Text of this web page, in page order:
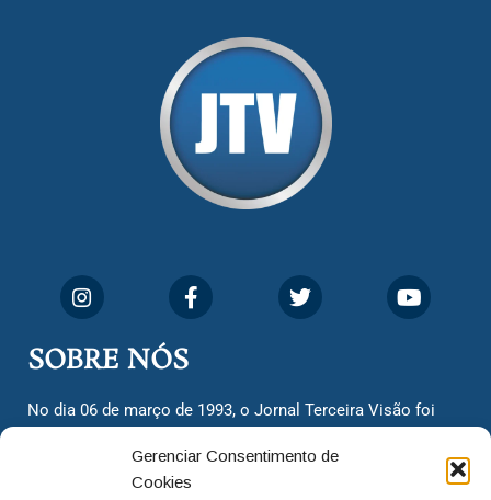
Gerenciar Consentimento de
Cookies
SOBRE NÓS
No dia 06 de março de 1993, o Jornal Terceira Visão foi
cidadãos valinhenses, já que naquela época só existiam
dois jornais. Há mais de 30 anos, o jornal continua